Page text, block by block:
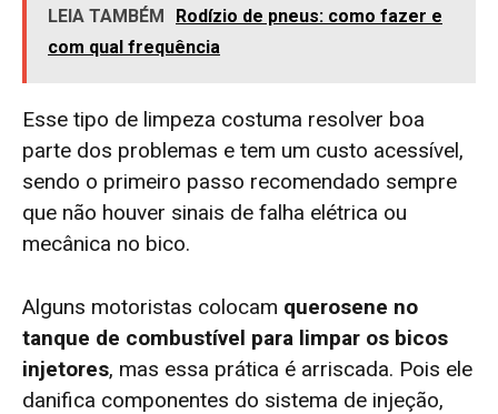
LEIA TAMBÉM
Rodízio de pneus: como fazer e
com qual frequência
Esse tipo de limpeza costuma resolver boa
parte dos problemas e tem um custo acessível,
sendo o primeiro passo recomendado sempre
que não houver sinais de falha elétrica ou
mecânica no bico.
Alguns motoristas colocam querosene no
tanque de combustível para limpar os bicos
injetores, mas essa prática é arriscada. Pois ele
danifica componentes do sistema de injeção,